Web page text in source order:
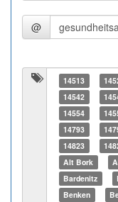
@
14513
14542
14554
14793
14823
Alt Bork
Bardenitz
Benken